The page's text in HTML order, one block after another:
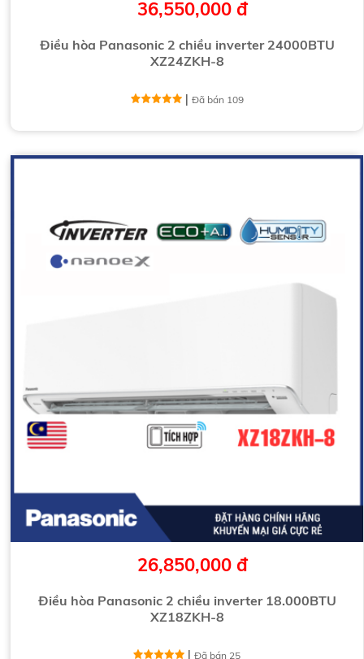
36,550,000 đ
Điều hòa Panasonic 2 chiều inverter 24000BTU
XZ24ZKH-8
| Đã bán 109
26,850,000 đ
Điều hòa Panasonic 2 chiều inverter 18.000BTU
XZ18ZKH-8
|Đã bán 25